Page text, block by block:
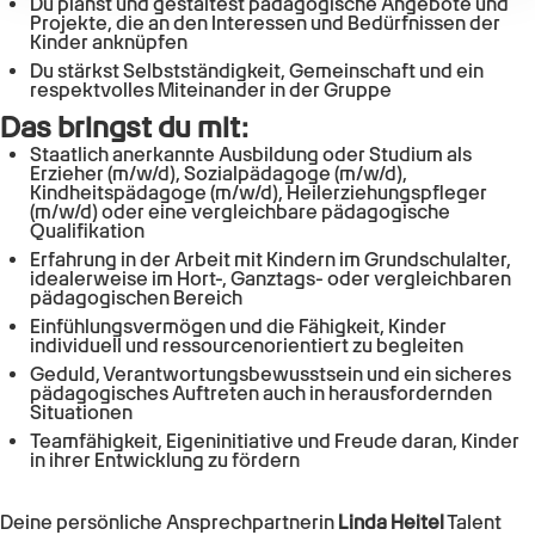
Projekte, die an den Interessen und Bedürfnissen der
Kinder anknüpfen
Du stärkst Selbstständigkeit, Gemeinschaft und ein
respektvolles Miteinander in der Gruppe
Das bringst du mit:
Staatlich anerkannte Ausbildung oder Studium als
Erzieher (m/w/d), Sozialpädagoge (m/w/d),
Kindheitspädagoge (m/w/d), Heilerziehungspfleger
(m/w/d) oder eine vergleichbare pädagogische
Qualifikation
Erfahrung in der Arbeit mit Kindern im Grundschulalter,
idealerweise im Hort-, Ganztags- oder vergleichbaren
pädagogischen Bereich
Einfühlungsvermögen und die Fähigkeit, Kinder
individuell und ressourcenorientiert zu begleiten
Geduld, Verantwortungsbewusstsein und ein sicheres
pädagogisches Auftreten auch in herausfordernden
Situationen
Teamfähigkeit, Eigeninitiative und Freude daran, Kinder
in ihrer Entwicklung zu fördern
Deine persönliche Ansprechpartnerin Linda HeitelTalent